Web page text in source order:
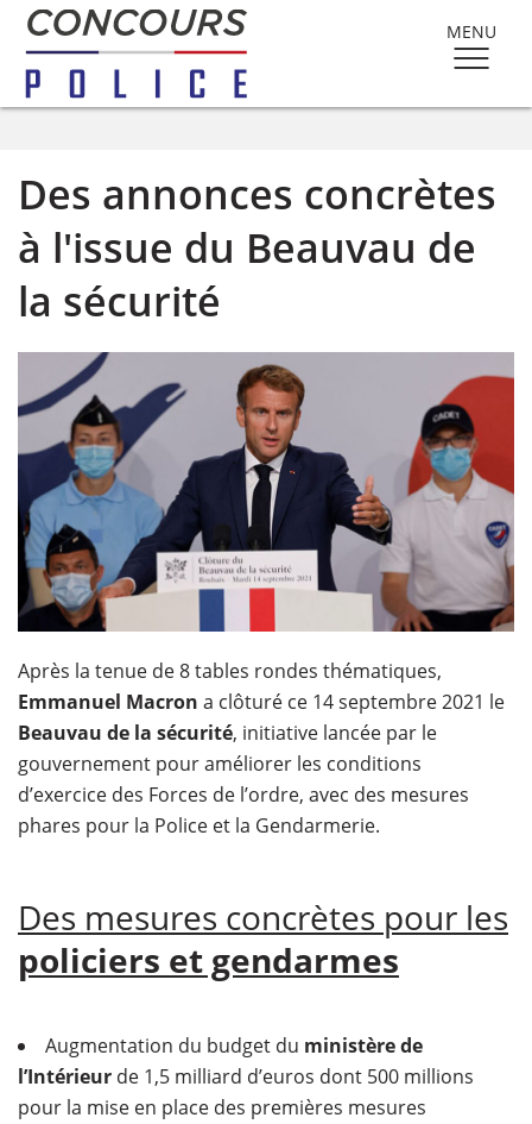
MENU
Des annonces concrètes
à l'issue du Beauvau de
la sécurité
Après la tenue de 8 tables rondes thématiques,
Emmanuel Macron a clôturé ce 14 septembre 2021 le
Beauvau de la sécurité, initiative lancée par le
gouvernement pour améliorer les conditions
d’exercice des Forces de l’ordre, avec des mesures
phares pour la Police et la Gendarmerie.
Des mesures concrètes pour les
policiers et gendarmes
Augmentation du budget du ministère de
l’Intérieur de 1,5 milliard d’euros dont 500 millions
pour la mise en place des premières mesures